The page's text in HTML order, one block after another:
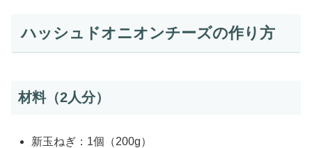
ハッシュドオニオンチーズの作り方
材料（2人分）
新玉ねぎ：1個（200g）